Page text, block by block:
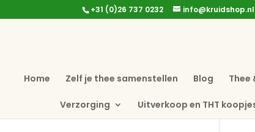
+31 (0)26 737 0232 info@kruidshop.nl
Home Zelf je thee samenstellen Blog Thee
Verzorging Uitverkoop en THT